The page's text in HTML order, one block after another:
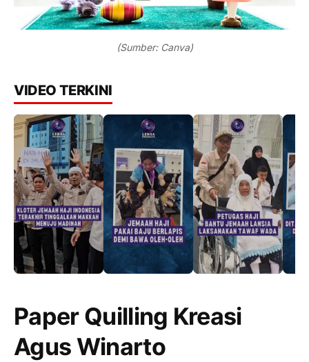
(Sumber: Canva)
VIDEO TERKINI
Paper Quilling Kreasi
Agus Winarto